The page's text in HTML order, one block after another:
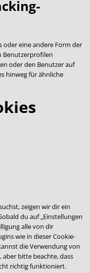
oder eine andere Form der
Benutzerprofilen
oder den Benutzer auf
hinweg für ähnliche
zeigen wir dir ein
du auf „Einstellungen
alle von dir
wie in dieser Cookie-
die Verwendung von
bitte beachte, dass
richtig funktioniert.